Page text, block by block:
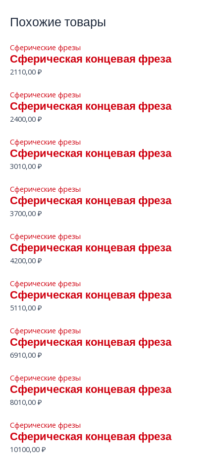
Похожие товары
Сферические фрезы
Сферическая концевая фреза
2110,00 ₽
Сферические фрезы
Сферическая концевая фреза
2400,00 ₽
Сферические фрезы
Сферическая концевая фреза
3010,00 ₽
Сферические фрезы
Сферическая концевая фреза
3700,00 ₽
Сферические фрезы
Сферическая концевая фреза
4200,00 ₽
Сферические фрезы
Сферическая концевая фреза
5110,00 ₽
Сферические фрезы
Сферическая концевая фреза
6910,00 ₽
Сферические фрезы
Сферическая концевая фреза
8010,00 ₽
Сферические фрезы
Сферическая концевая фреза
10100,00 ₽